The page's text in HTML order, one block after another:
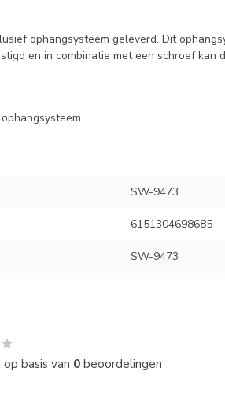
ophangsysteem geleverd. Dit
en in combinatie met een schroef kan
SW-9473
6151304698685
SW-9473
basis van 0beoordelingen